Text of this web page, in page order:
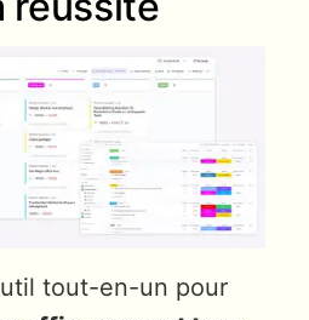
tout-en-un pour